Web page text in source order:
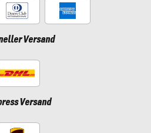
Versand
Versand